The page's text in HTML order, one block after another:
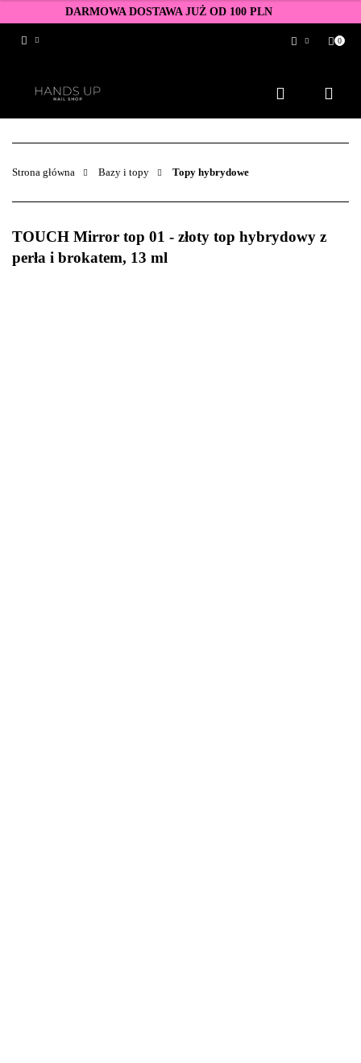
DARMOWA DOSTAWA JUŻ OD 100 PLN
Zarejestruj się
Dodaj zgłoszenie
Zgody cookies
0
Strona główna Bazy i topy Topy hybrydowe
TOUCH Mirror top 01 - złoty top hybrydowy z
perła i brokatem, 13 ml